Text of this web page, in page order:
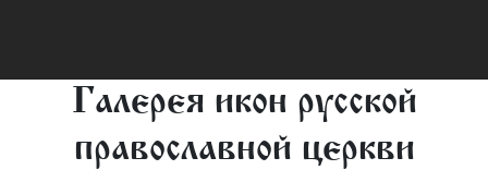
Галерея икон русской
православной церкви